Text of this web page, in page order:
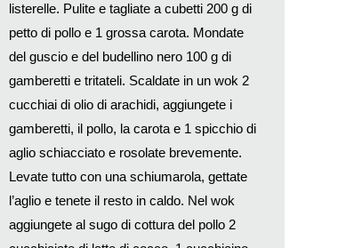
listerelle. Pulite e tagliate a cubetti 200 g di
petto di pollo e 1 grossa carota. Mondate
del guscio e del budellino nero 100 g di
gamberetti e tritateli. Scaldate in un wok 2
cucchiai di olio di arachidi, aggiungete i
gamberetti, il pollo, la carota e 1 spicchio di
aglio schiacciato e rosolate brevemente.
Levate tutto con una schiumarola, gettate
l’aglio e tenete il resto in caldo. Nel wok
aggiungete al sugo di cottura del pollo 2